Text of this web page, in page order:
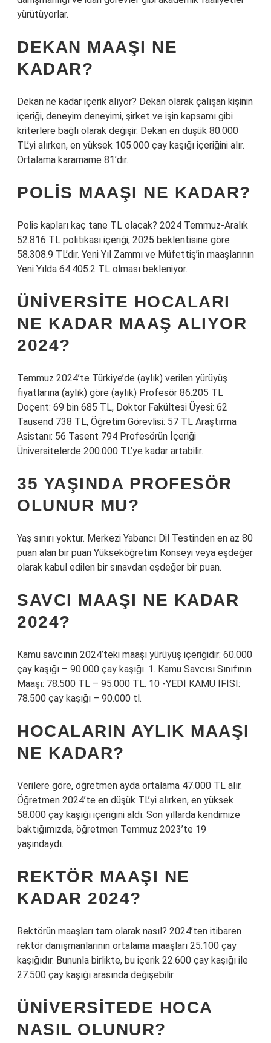
yürütüyorlar.
DEKAN MAAŞI NE
KADAR?
Dekan ne kadar içerik alıyor? Dekan olarak çalışan kişinin
içeriği, deneyim deneyimi, şirket ve işin kapsamı gibi
kriterlere bağlı olarak değişir. Dekan en düşük 80.000
TL’yi alırken, en yüksek 105.000 çay kaşığı içeriğini alır.
Ortalama kararname 81’dir.
POLIS MAAŞI NE KADAR?
Polis kapları kaç tane TL olacak? 2024 Temmuz-Aralık
52.816 TL politikası içeriği, 2025 beklentisine göre
58.308.9 TL’dir. Yeni Yıl Zammı ve Müfettiş’in maaşlarının
Yeni Yılda 64.405.2 TL olması bekleniyor.
ÜNIVERSITE HOCALARI
NE KADAR MAAŞ ALIYOR
2024?
Temmuz 2024’te Türkiye’de (aylık) verilen yürüyüş
fiyatlarına (aylık) göre (aylık) Profesör 86.205 TL
Doçent: 69 bin 685 TL, Doktor Fakültesi Üyesi: 62
Tausend 738 TL, Öğretim Görevlisi: 57 TL Araştırma
Asistanı: 56 Tasent 794 Profesörün İçeriği
Üniversitelerde 200.000 TL’ye kadar artabilir.
35 YAŞINDA PROFESÖR
OLUNUR MU?
Yaş sınırı yoktur. Merkezi Yabancı Dil Testinden en az 80
puan alan bir puan Yükseköğretim Konseyi veya eşdeğer
olarak kabul edilen bir sınavdan eşdeğer bir puan.
SAVCI MAAŞI NE KADAR
2024?
Kamu savcının 2024’teki maaşı yürüyüş içeriğidir: 60.000
çay kaşığı – 90.000 çay kaşığı. 1. Kamu Savcısı Sınıfının
Maaşı: 78.500 TL – 95.000 TL. 10 -YEDİ KAMU İFİSİ:
78.500 çay kaşığı – 90.000 tl.
HOCALARIN AYLIK MAAŞI
NE KADAR?
Verilere göre, öğretmen ayda ortalama 47.000 TL alır.
Öğretmen 2024’te en düşük TL’yi alırken, en yüksek
58.000 çay kaşığı içeriğini aldı. Son yıllarda kendimize
baktığımızda, öğretmen Temmuz 2023’te 19
yaşındaydı.
REKTÖR MAAŞI NE
KADAR 2024?
Rektörün maaşları tam olarak nasıl? 2024’ten itibaren
rektör danışmanlarının ortalama maaşları 25.100 çay
kaşığıdır. Bununla birlikte, bu içerik 22.600 çay kaşığı ile
27.500 çay kaşığı arasında değişebilir.
ÜNIVERSITEDE HOCA
NASIL OLUNUR?